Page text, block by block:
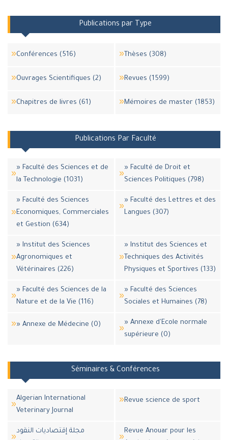
Publications par Type
Conférences (516) Thèses (308)
Ouvrages Scientifiques (2) Revues (1599)
Chapitres de livres (61) Mémoires de master (1853)
Publications Par Faculté
» Faculté des Sciences et de
la Technologie (1031)
» Faculté de Droit et
Sciences Politiques (798)
» Faculté des Sciences
Economiques, Commerciales
et Gestion (634)
» Faculté des Lettres et des
Langues (307)
» Institut des Sciences
Agronomiques et
Vétérinaires (226)
» Institut des Sciences et
Techniques des Activités
Physiques et Sportives (133)
» Faculté des Sciences de la
Nature et de la Vie (116)
» Faculté des Sciences
Sociales et Humaines (78)
» Annexe de Médecine (0)
» Annexe d'Ecole normale
supérieure (0)
Séminaires & Conférences
Algerian International
Veterinary Journal
Revue science de sport
مجلة إقتصاديات النقود
Revue Anouar pour les